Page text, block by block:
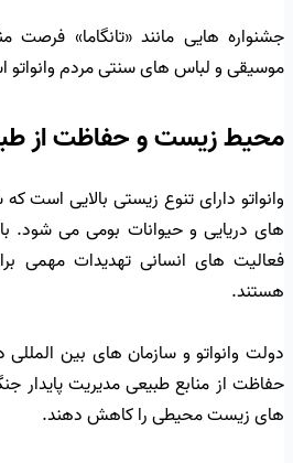
جشنواره هایی مانند «تانگاما»
موسیقی و لباس های سنتی مردم
محیط زیست و حفاظت از
وانواتو دارای تنوع زیستی بالایی است
های دریایی و حیوانات بومی می شود.
فعالیت های انسانی تهدیدات مهمی
هستند.
دولت وانواتو و سازمان های بین المللی
حفاظت از منابع طبیعی مدیریت
های زیست محیطی را کاهش دهند.